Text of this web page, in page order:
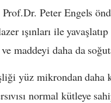
Peter Engels
ışınları ile
maddeyi daha da
yüz mikrondan
normal kütleye